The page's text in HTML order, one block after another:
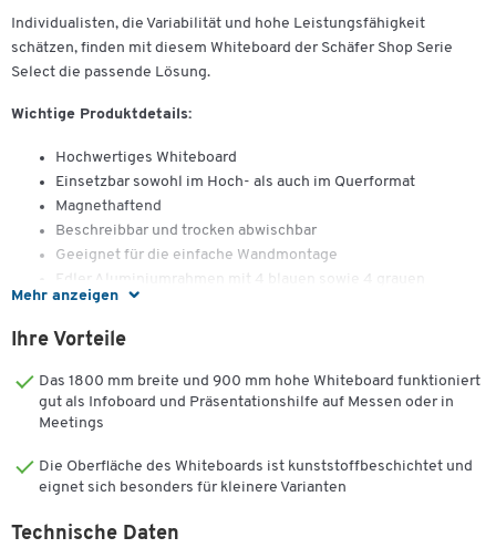
Mehr anzeigen
Individualisten, die Variabilität und hohe Leistungsfähigkeit
schätzen, finden mit diesem Whiteboard der Schäfer Shop Serie
Select die passende Lösung.
Wichtige Produktdetails:
Hochwertiges Whiteboard
Einsetzbar sowohl im Hoch- als auch im Querformat
Magnethaftend
Beschreibbar und trocken abwischbar
Geeignet für die einfache Wandmontage
Edler Aluminiumrahmen mit 4 blauen sowie 4 grauen
Kunststoffecken
Lieferung erfolgt inkl. Ablageschale für Stifte, Wischer usw.
Oberfläche erhältlich (emaillierte Oberfläche ist kratzfester
und langlebiger)
Wahlweise in verschiedenen Tafelgrössen verfügbar
Mithilfe dieses Whiteboards gestalten Sie kreative Meetings,
ergebnisorientiert. Es ist in verschiedenen Tafelgrössen erhältlich
Ihre Vorteile
Das 1800 mm breite und 900 mm hohe Whiteboard funktioniert
gut als Infoboard und Präsentationshilfe auf Messen oder in
Meetings
Die Oberfläche des Whiteboards ist kunststoffbeschichtet und
eignet sich besonders für kleinere Varianten
Technische Daten